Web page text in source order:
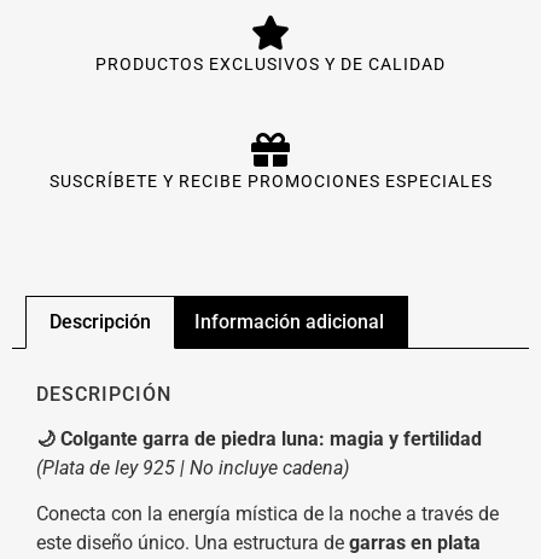
PRODUCTOS EXCLUSIVOS Y DE CALIDAD
SUSCRÍBETE Y RECIBE PROMOCIONES ESPECIALES
Descripción Información adicional
DESCRIPCIÓN
🌙 Colgante garra de piedra luna: magia y fertilidad
(Plata de ley 925 | No incluye cadena)
Conecta con la energía mística de la noche a través de
este diseño único. Una estructura de garras en plata